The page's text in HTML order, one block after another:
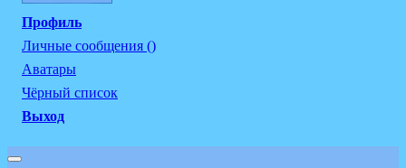
Профиль
Личные сообщения ()
Аватары
Чёрный список
Выход